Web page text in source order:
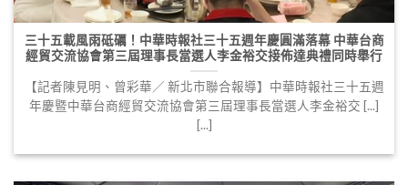
三十五載風雨砥礪！中華時報社三十五週年慶圓滿落幕 中華台商
經貿交流協會第三屆理事長當選人李金裕交接佈達典禮同時舉行
【記者陳見明、曾彩華／ 新北市聯合報導】中華時報社三十五週
年慶暨中華台商經貿交流協會第三屆理事長當選人李金裕交 [...]
[...]